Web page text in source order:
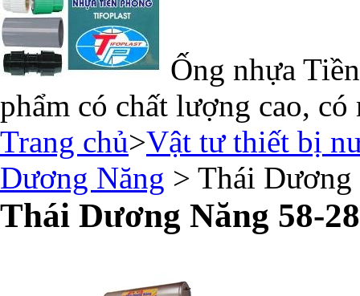
Ống nhựa
phẩm có chất lượng cao, có
Trang chủ>Vật tư thiết bị
Dương Năng > Thái
Thái Dương Năng 58-28